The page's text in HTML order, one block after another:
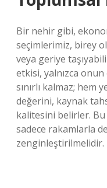
Bir nehir gibi,
seçimlerimiz, birey
veya geriye
etkisi, yalnızca
sınırlı kalmaz; hem
değerini, kaynak
kalitesini belirler.
sadece rakamlarla
zenginleştirilmelidir.